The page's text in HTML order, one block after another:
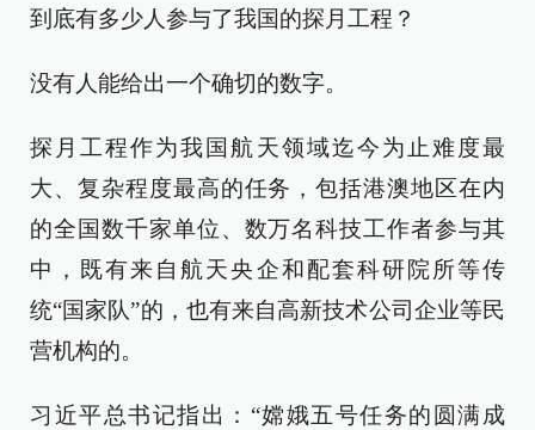
到底有多少人参与了我国的探月工程？
没有人能给出一个确切的数字。
探月工程作为我国航天领域迄今为止难度最
大、复杂程度最高的任务，包括港澳地区在内
的全国数千家单位、数万名科技工作者参与其
中，既有来自航天央企和配套科研院所等传
统“国家队”的，也有来自高新技术公司企业等民
营机构的。
习近平总书记指出：“嫦娥五号任务的圆满成